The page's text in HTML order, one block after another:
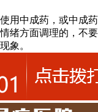
用中成药，或中成药
绪方面调理的，不要
象。